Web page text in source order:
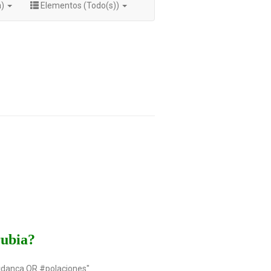
Elementos (Todo(s))
OR #polaciones"